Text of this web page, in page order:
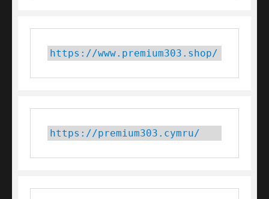
https://www.premium303.shop/
https://premium303.cymru/